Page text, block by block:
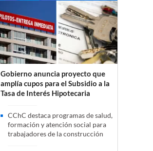
Gobierno anuncia proyecto que
amplía cupos para el Subsidio a la
Tasa de Interés Hipotecaria
CChC destaca programas de salud,
formación y atención social para
trabajadores de la construcción